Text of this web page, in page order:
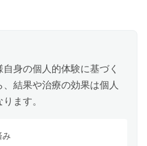
身の個人的体験に基づく
結果や治療の効果は個人
ます。
み